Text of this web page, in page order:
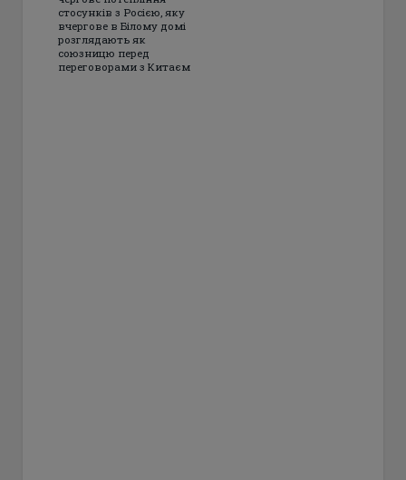
стосунків з Росією, яку
вчергове в Білому домі
розглядають як
союзницю перед
переговорами з Китаєм